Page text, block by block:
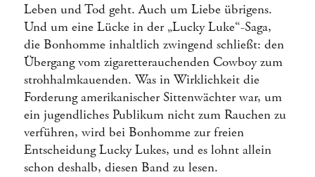
Leben und Tod geht. Auch um Liebe übrigens.
Und um eine Lücke in der „Lucky Luke“-Saga,
die Bonhomme inhaltlich zwingend schließt: den
Übergang vom zigaretterauchenden Cowboy zum
strohhalmkauenden. Was in Wirklichkeit die
Forderung amerikanischer Sittenwächter war, um
ein jugendliches Publikum nicht zum Rauchen zu
verführen, wird bei Bonhomme zur freien
Entscheidung Lucky Lukes, und es lohnt allein
schon deshalb, diesen Band zu lesen.